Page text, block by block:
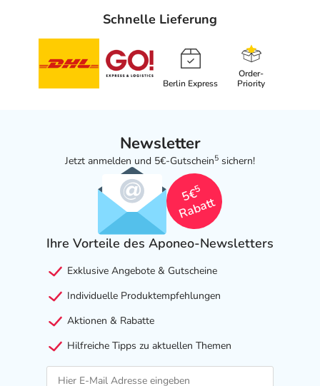
Schnelle Lieferung
Berlin Express
Order-
Priority
Newsletter
Jetzt anmelden und 5€-Gutschein5 sichern!
5€
5
Rabatt
Ihre Vorteile des Aponeo-Newsletters
Exklusive Angebote & Gutscheine
Individuelle Produktempfehlungen
Aktionen & Rabatte
Hilfreiche Tipps zu aktuellen Themen